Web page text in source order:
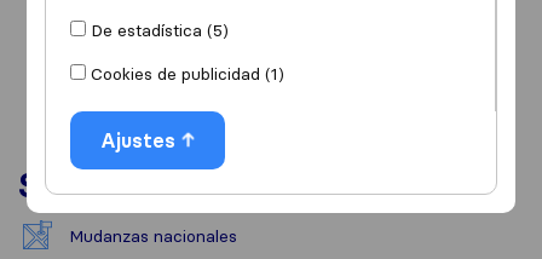
Servicios
Mudanzas nacionales
De estadística (5)
Cookies de publicidad (1)
Ajustes